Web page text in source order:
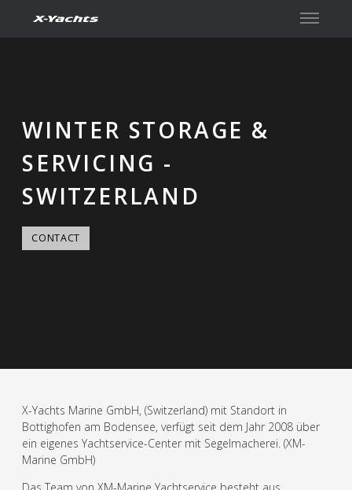
WINTER STORAGE &
SERVICING -
SWITZERLAND
CONTACT
X-Yachts Marine GmbH, (Switzerland) mit Standort in
Bottighofen am Bodensee, verfügt seit dem Jahr 2008 über
ein eigenes Yachtservice-Center mit Segelmacherei. (XM-
Marine GmbH)